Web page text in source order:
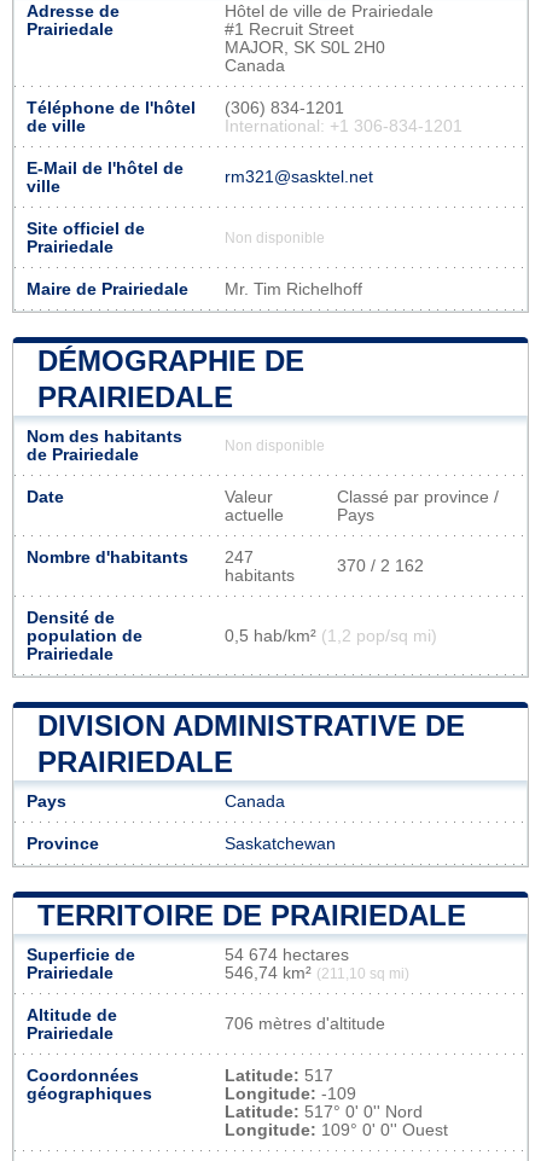
Adresse de
Prairiedale
Hôtel de ville de Prairiedale
#1 Recruit Street
MAJOR, SK S0L 2H0
Canada
Téléphone de l'hôtel
de ville
(306) 834-1201
International: +1 306-834-1201
E-Mail de l'hôtel de
ville
rm321@sasktel.net
Site officiel de
Prairiedale
Non disponible
Maire de Prairiedale Mr. Tim Richelhoff
DÉMOGRAPHIE DE
PRAIRIEDALE
Nom des habitants
de Prairiedale
Non disponible
Date
Valeur
actuelle
Classé par province /
Pays
Nombre d'habitants
247
habitants
370 / 2 162
Densité de
population de
Prairiedale
0,5 hab/km² (1,2 pop/sq mi)
DIVISION ADMINISTRATIVE DE
PRAIRIEDALE
Pays Canada
Province Saskatchewan
TERRITOIRE DE PRAIRIEDALE
Superficie de
Prairiedale
54 674 hectares
546,74 km² (211,10 sq mi)
Altitude de
Prairiedale
706 mètres d'altitude
Coordonnées
géographiques
Latitude: 517
Longitude: -109
Latitude: 517° 0' 0'' Nord
Longitude: 109° 0' 0'' Ouest